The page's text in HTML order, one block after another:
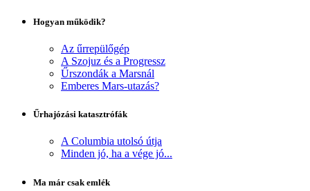
Hogyan működik?
Az űrrepülőgép
A Szojuz és a Progressz
Űrszondák a Marsnál
Emberes Mars-utazás?
Űrhajózási katasztrófák
A Columbia utolsó útja
Minden jó, ha a vége jó...
Ma már csak emlék